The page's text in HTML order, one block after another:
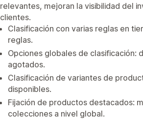
relevantes, mejoran la visibilidad del
clientes.
Clasificación con varias reglas en
reglas.
Opciones globales de clasificación:
agotados.
Clasificación de variantes de
disponibles.
Fijación de productos destacados:
colecciones a nivel global.